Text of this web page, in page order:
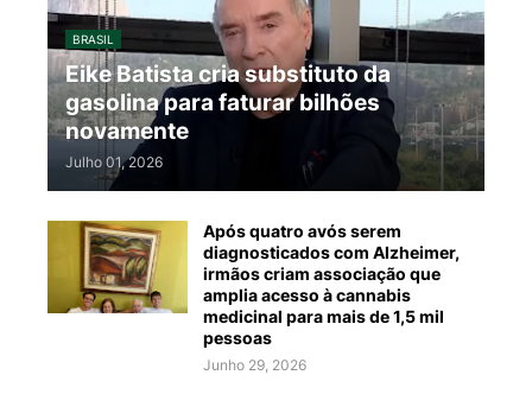
BRASIL
Eike Batista cria substituto da
gasolina para faturar bilhões
novamente
Julho 01, 2026
Após quatro avós serem
diagnosticados com Alzheimer,
irmãos criam associação que
amplia acesso à cannabis
medicinal para mais de 1,5 mil
pessoas
Junho 29, 2026